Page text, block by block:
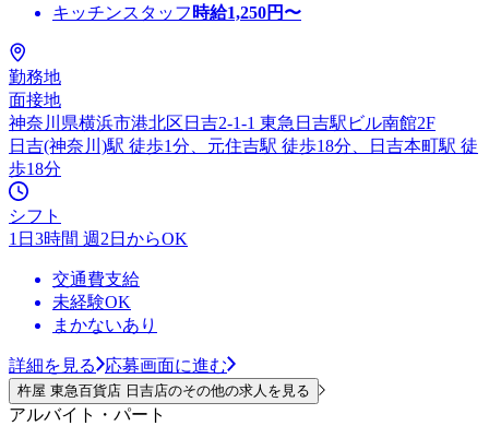
キッチンスタッフ 時給1,250円〜
勤務地
面接地
神奈川県横浜市港北区日吉2-1-1 東急日吉駅ビル南館2F
日吉(神奈川)駅 徒歩1分、元住吉駅 徒歩18分、日吉本町駅 徒
歩18分
シフト
1日3時間 週2日からOK
交通費支給
未経験OK
まかないあり
詳細を見る 応募画面に進む
杵屋 東急百貨店 日吉店のその他の求人を見る
アルバイト・パート